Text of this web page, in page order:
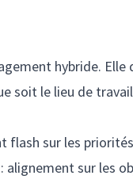
hybride.
soit le lieu de
flash sur les
: alignement sur les